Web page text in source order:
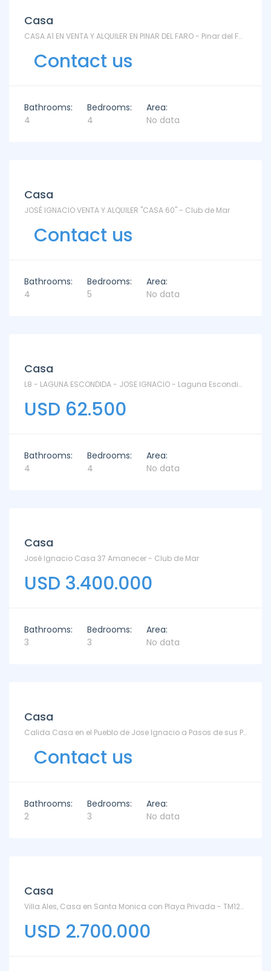
Casa
CASA A1 EN VENTA Y ALQUILER EN PINAR DEL FARO - Pinar del Faro
Contact us
Bathrooms:
4
Bedrooms:
4
Area:
No data
Casa
JOSÉ IGNACIO VENTA Y ALQUILER "CASA 60" - Club de Mar
Contact us
Bathrooms:
4
Bedrooms:
5
Area:
No data
Casa
L8 - LAGUNA ESCONDIDA - JOSE IGNACIO - Laguna Escondida
USD 62.500
Bathrooms:
4
Bedrooms:
4
Area:
No data
Casa
José Ignacio Casa 37 Amanecer - Club de Mar
USD 3.400.000
Bathrooms:
3
Bedrooms:
3
Area:
No data
Casa
Calida Casa en el Pueblo de Jose Ignacio a Pasos de sus Playas - Aripuca - TM6607996 - José Ignacio
Contact us
Bathrooms:
2
Bedrooms:
3
Area:
No data
Casa
Villa Ales, Casa en Santa Monica con Playa Privada - TM12345 - Santa Mónica
USD 2.700.000